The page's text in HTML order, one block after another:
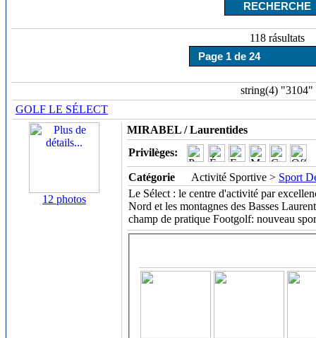
118 rásultats
string(4) "3104"
GOLF LE SÉLECT
12 photos
MIRABEL / Laurentides
Privilèges:
Catégorie Activité Sportive > Sport
Le Sélect : le centre d'activité par
Nord et les montagnes des Basses
champ de pratique Footgolf: nouveau